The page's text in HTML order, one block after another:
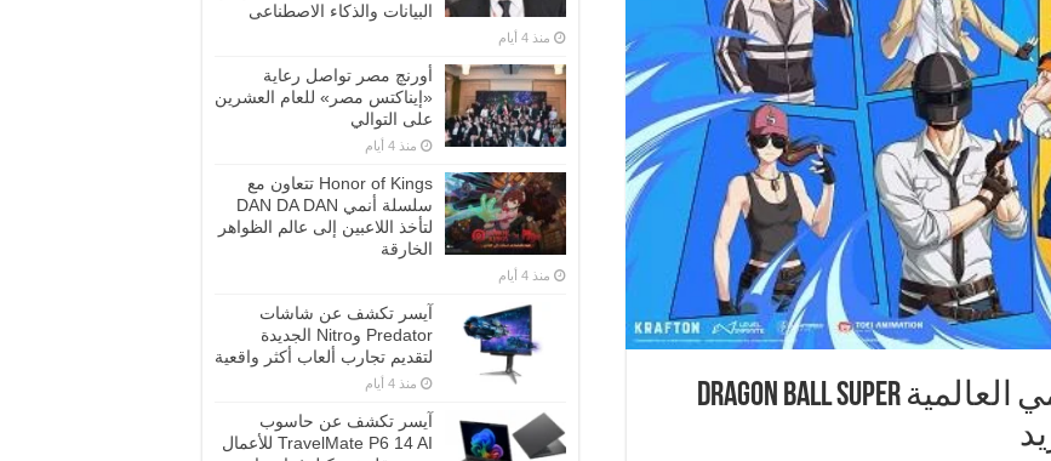
ببجي موبايل وسلسلة الأنيمي العالمية DRAGON BALL SUPER
البيانات والذكاء الاصطناعى
منذ 4 أيام
أورنچ مصر تواصل رعاية
«إيناكتس مصر» للعام العشرين
على التوالي
منذ 4 أيام
Honor of Kings تتعاون مع
سلسلة أنمي DAN DA DAN
لتأخذ اللاعبين إلى عالم الظواهر
الخارقة
منذ 4 أيام
آيسر تكشف عن شاشات
Predator وNitro الجديدة
لتقديم تجارب ألعاب أكثر واقعية
منذ 4 أيام
آيسر تكشف عن حاسوب
TravelMate P6 14 AI للأعمال